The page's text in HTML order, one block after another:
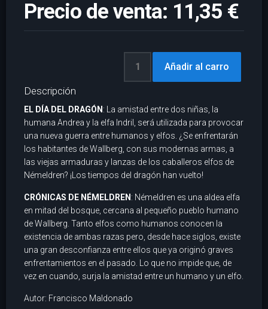
Precio de venta: 11,35 €
Descripción
EL DÍA DEL DRAGÓN: La amistad entre dos niñas, la
humana Andrea y la elfa Indril, será utilizada para provocar
una nueva guerra entre humanos y elfos. ¿Se enfrentarán
los habitantes de Wallberg, con sus modernas armas, a
las viejas armaduras y lanzas de los caballeros elfos de
Némeldren? ¡Los tiempos del dragón han vuelto!
CRÓNICAS DE NÉMELDREN: Némeldren es una aldea elfa
en mitad del bosque, cercana al pequeño pueblo humano
de Wallberg. Tanto elfos como humanos conocen la
existencia de ambas razas pero, desde hace siglos, existe
una gran desconfianza entre ellos que ya originó graves
enfrentamientos en el pasado. Lo que no impide que, de
vez en cuando, surja la amistad entre un humano y un elfo.
Autor: Francisco Maldonado